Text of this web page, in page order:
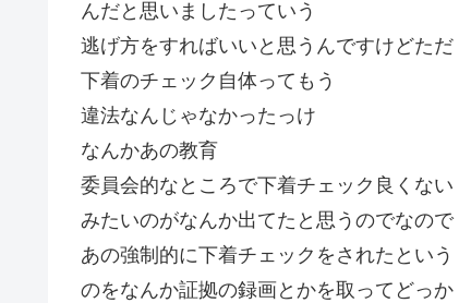
んだと思いましたっていう
逃げ方をすればいいと思うんですけどただ
下着のチェック自体ってもう
違法なんじゃなかったっけ
なんかあの教育
委員会的なところで下着チェック良くない
みたいのがなんか出てたと思うのでなので
あの強制的に下着チェックをされたという
のをなんか証拠の録画とかを取ってどっか